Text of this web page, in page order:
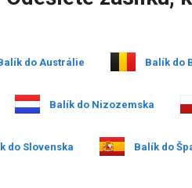
do Austrálie Balík do
Balík do Nizozemska
do Slovenska Balík do